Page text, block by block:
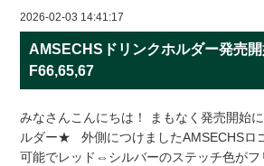
2026-02-03 14:41:17
AMSECHSドリンクホルダー発売開
F66,65,67
みなさんこんにちは！ まもなく発売開始
ルダー★ 外側につけましたAMSECHSロ
可能でレッド⇔シルバーのステッチ色がフ